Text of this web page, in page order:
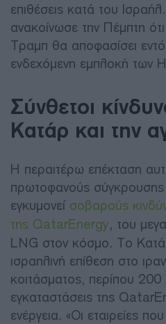
επιθέσεις κατά του
ανακοίνωσε την Πέμπτη
Τραμπ θα αποφασίσει
ενδεχόμενη εμπλοκή των
Σύνθετοι
Κατάρ και την
Η περαιτέρω επέκταση
πρωτοφανούς σύγκρουσης
εγκυμονεί σοβαρούς
της QatarEnergy, του
LNG στον κόσμο. Το
ισραηλινή επίθεση στο
κοιτάσματος, περίπου 200
εγκαταστάσεις της
ενέργεια. «Οι εταιρείες